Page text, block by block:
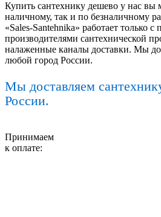
Купить сантехнику дешево у нас вы
наличному, так и по безналичному
«Sales-Santehnika» работает только
производителями сантехнической
налаженные каналы доставки. Мы
любой город России.
Мы доставляем
России.
Принимаем
к оплате: